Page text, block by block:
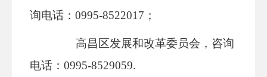
询电话： 0995-8522017 ；
高昌区发展和改革委员会，咨询
电话： 0995-8529059.